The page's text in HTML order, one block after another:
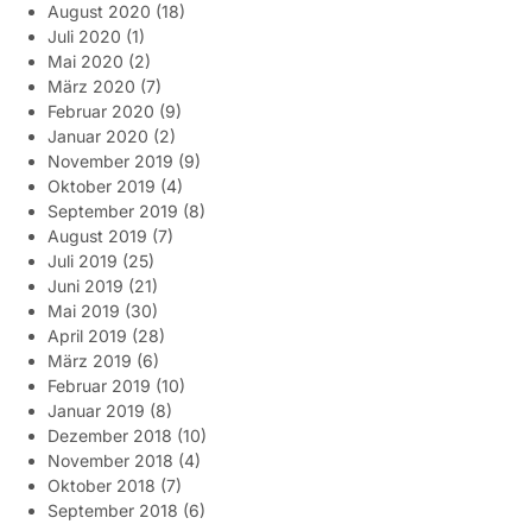
August 2020 (18)
Juli 2020 (1)
Mai 2020 (2)
März 2020 (7)
Februar 2020 (9)
Januar 2020 (2)
November 2019 (9)
Oktober 2019 (4)
September 2019 (8)
August 2019 (7)
Juli 2019 (25)
Juni 2019 (21)
Mai 2019 (30)
April 2019 (28)
März 2019 (6)
Februar 2019 (10)
Januar 2019 (8)
Dezember 2018 (10)
November 2018 (4)
Oktober 2018 (7)
September 2018 (6)